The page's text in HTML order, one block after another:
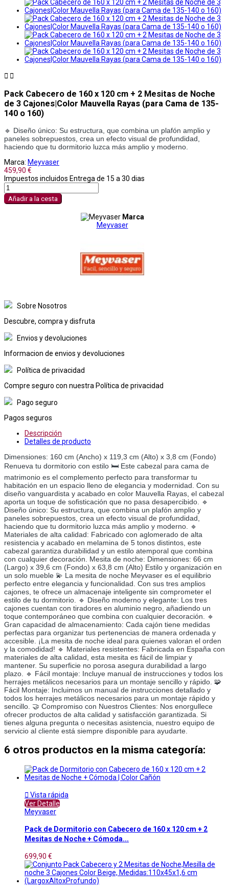
 
Pack Cabecero de 160 x 120 cm + 2 Mesitas de Noche
de 3 Cajones|Color Mauvella Rayas (para Cama de 135-
140 o 160)
🔹 Diseño único: Su estructura, que combina un plafón amplio y
paneles sobrepuestos, crea un efecto visual de profundidad,
haciendo que tu dormitorio luzca más amplio y moderno.
Marca: Meyvaser
459,90 €
Impuestos incluidos Entrega de 15 a 30 dias
Añadir a la cesta
Marca
Meyvaser
Sobre Nosotros
Descubre, compra y disfruta
Envios y devoluciones
Informacion de envios y devoluciones
Política de privacidad
Compre seguro con nuestra Política de privacidad
Pago seguro
Pagos seguros
Descripción
Detalles de producto
Dimensiones: 160 cm (Ancho) x 119,3 cm (Alto) x 3,8 cm (Fondo)
Renueva tu dormitorio con estilo 🛏️ Este cabezal para cama de
matrimonio es el complemento perfecto para transformar tu
habitación en un espacio lleno de elegancia y modernidad. Con su
diseño vanguardista y acabado en color Mauvella Rayas, el cabezal
aporta un toque de sofisticación que no pasa desapercibido. 🔹
Diseño único: Su estructura, que combina un plafón amplio y
paneles sobrepuestos, crea un efecto visual de profundidad,
haciendo que tu dormitorio luzca más amplio y moderno. 🔹
Materiales de alta calidad: Fabricado con aglomerado de alta
resistencia y acabado en melamina de 5 tonos distintos, este
cabezal garantiza durabilidad y un estilo atemporal que combina
con cualquier decoración. Mesita de noche: Dimensiones: 66 cm
(Largo) x 39,6 cm (Fondo) x 63,8 cm (Alto) Estilo y organización en
un solo mueble 💫 La mesita de noche Meyvaser es el equilibrio
perfecto entre elegancia y funcionalidad. Con sus tres amplios
cajones, te ofrece un almacenaje inteligente sin comprometer el
estilo de tu dormitorio. 🔹 Diseño moderno y elegante: Los tres
cajones cuentan con tiradores en aluminio negro, añadiendo un
toque contemporáneo que combina con cualquier decoración. 🔹
Gran capacidad de almacenamiento: Cada cajón tiene medidas
perfectas para organizar tus pertenencias de manera ordenada y
accesible. ¡La mesita de noche ideal para quienes valoran el orden
y la comodidad! 🔹 Materiales resistentes: Fabricada en España con
materiales de alta calidad, esta mesita es fácil de limpiar y
mantener. Su superficie no porosa asegura durabilidad a largo
plazo. 🔹 Fácil montaje: Incluye manual de instrucciones y todos los
herrajes metálicos necesarios para un montaje sencillo y rápido. 🧩
Fácil Montaje: Incluimos un manual de instrucciones detallado y
todos los herrajes metálicos necesarios para un montaje rápido y
sencillo. 🤝 Compromiso con Nuestros Clientes: Nos enorgullece
ofrecer productos de alta calidad y satisfacción garantizada. Si
tienes alguna pregunta o necesitas asistencia, nuestro equipo de
servicio al cliente está siempre disponible para ayudarte.
6 otros productos en la misma categoría:
 Vista rápida
Ver Detalle
Meyvaser
Pack de Dormitorio con Cabecero de 160 x 120 cm + 2
Mesitas de Noche + Cómoda...
699,90 €